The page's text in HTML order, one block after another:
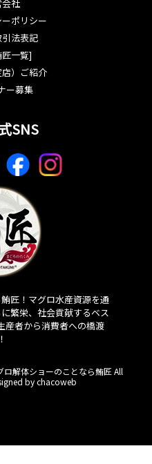
社
ポリシー
法表記
一覧]
）ご紹介
ー募集
SNS
匠！マグロ水産資源を通
繁栄、社会貢献するベス
産者から消費者への橋渡
解体ショーのことなら鮪匠 All
by chacoweb